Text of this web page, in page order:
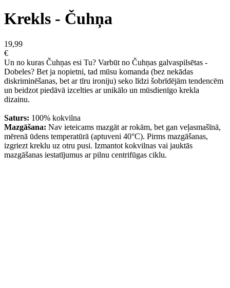
Krekls - Čuhņa
19,99
€
Un no kuras Čuhņas esi Tu? Varbūt no Čuhņas galvaspilsētas -
Dobeles? Bet ja nopietni, tad mūsu komanda (bez nekādas
diskriminēšanas, bet ar tīru ironiju) seko līdzi šobrīdējām tendencēm
un beidzot piedāvā izcelties ar unikālo un mūsdienīgo krekla
dizainu.
Saturs: 100% kokvilna
Mazgāšana: Nav ieteicams mazgāt ar rokām, bet gan veļasmašīnā,
mērenā ūdens temperatūrā (aptuveni 40°C). Pirms mazgāšanas,
izgriezt kreklu uz otru pusi. Izmantot kokvilnas vai jauktās
mazgāšanas iestatījumus ar pilnu centrifūgas ciklu.